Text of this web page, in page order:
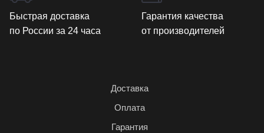
Быстрая доставка
по России за 24 часа
Гарантия качества
от производителей
Доставка
Оплата
Гарантия